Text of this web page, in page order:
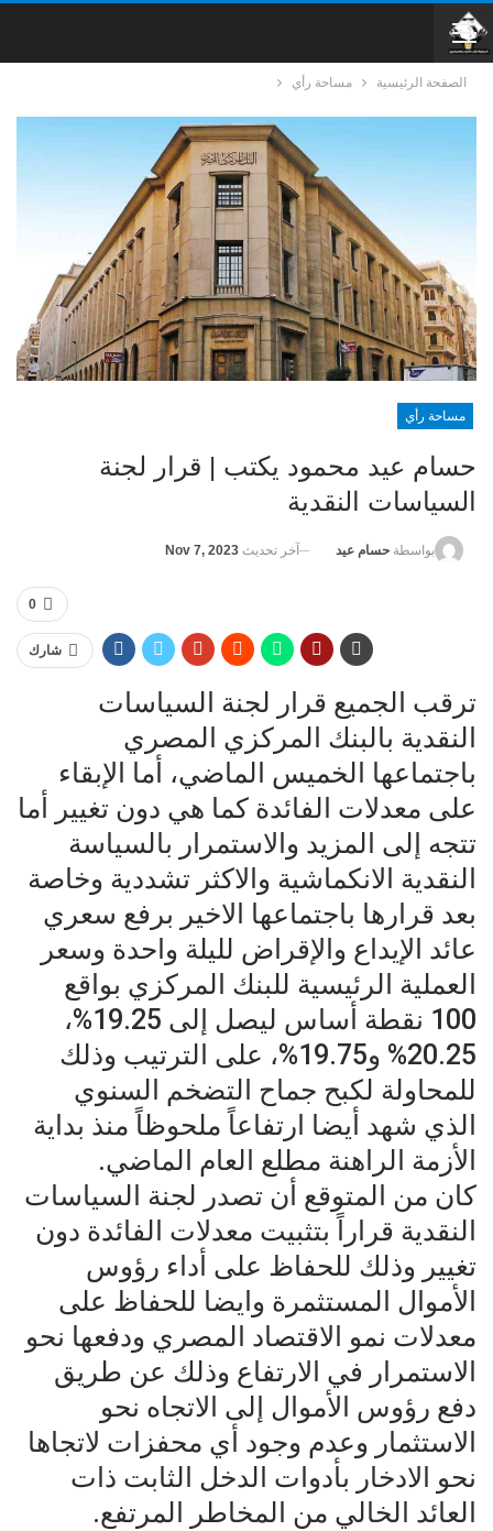
الصفحة الرئيسية مساحة رأي
مساحة رأي
حسام عيد محمود يكتب | قرار لجنة
السياسات النقدية
بواسطة حسام عيد آخر تحديث Nov 7, 2023
0
شارك
ترقب الجميع قرار لجنة السياسات
النقدية بالبنك المركزي المصري
باجتماعها الخميس الماضي، أما الإبقاء
على معدلات الفائدة كما هي دون تغيير أما
تتجه إلى المزيد والاستمرار بالسياسة
النقدية الانكماشية والاكثر تشددية وخاصة
بعد قرارها باجتماعها الاخير برفع سعري
عائد الإيداع والإقراض لليلة واحدة وسعر
العملية الرئيسية للبنك المركزي بواقع
100 نقطة أساس ليصل إلى 19.25%،
20.25% و19.75%، على الترتيب وذلك
للمحاولة لكبح جماح التضخم السنوي
الذي شهد أيضا ارتفاعاً ملحوظاً منذ بداية
الأزمة الراهنة مطلع العام الماضي.
كان من المتوقع أن تصدر لجنة السياسات
النقدية قراراً بتثبيت معدلات الفائدة دون
تغيير وذلك للحفاظ على أداء رؤوس
الأموال المستثمرة وايضا للحفاظ على
معدلات نمو الاقتصاد المصري ودفعها نحو
الاستمرار في الارتفاع وذلك عن طريق
دفع رؤوس الأموال إلى الاتجاه نحو
الاستثمار وعدم وجود أي محفزات لاتجاها
نحو الادخار بأدوات الدخل الثابت ذات
العائد الخالي من المخاطر المرتفع.